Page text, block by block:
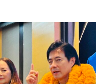
สั่ง
กวาดล้าง
ขบวนการ
ทุจริต